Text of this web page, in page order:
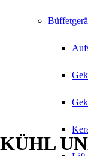
KÜHL